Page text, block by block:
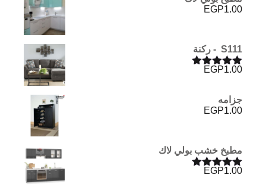
EGP1.00
S111 - ركنة
تم التقييم
EGP1.00
جزامه
EGP1.00
مطبخ خشب بولي لاك
تم التقييم
EGP1.00